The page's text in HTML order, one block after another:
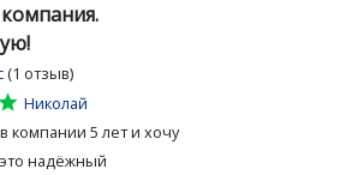
(1 отзыв)
star Николай
компании 5 лет и хочу
это надёжный